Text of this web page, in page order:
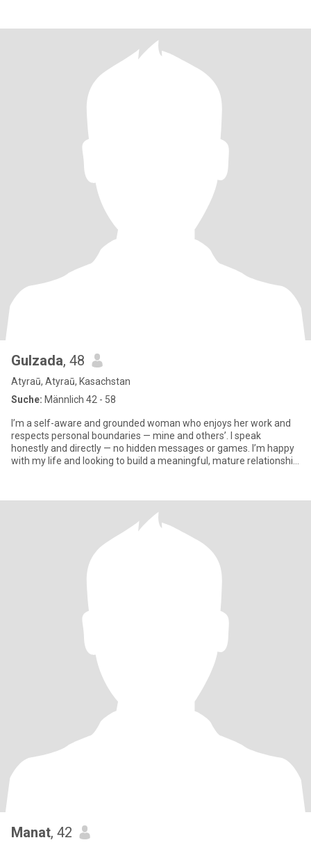
Gulzada, 48
Atyraū, Atyraū, Kasachstan
Suche: Männlich 42 - 58
I’m a self-aware and grounded woman who enjoys her work and
respects personal boundaries — mine and others’. I speak
honestly and directly — no hidden messages or games. I’m happy
with my life and looking to build a meaningful, mature relationship
Manat, 42